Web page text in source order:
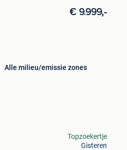
€ 9.999,-
Alle milieu/emissie zones
Topzoekertje
Gisteren